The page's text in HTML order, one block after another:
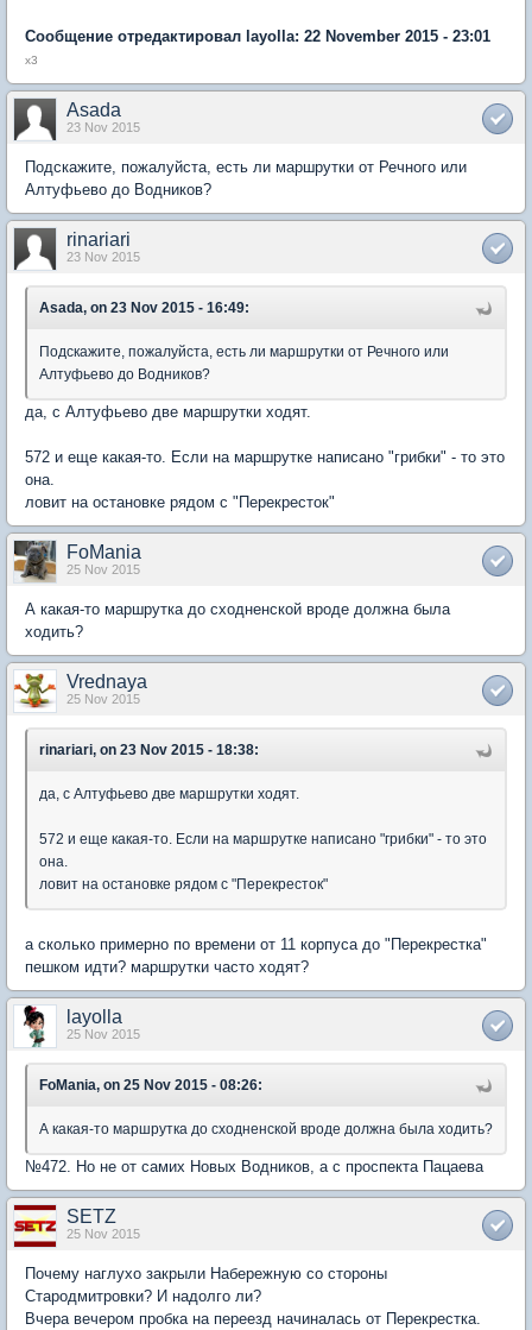
Сообщение отредактировал layolla: 22 November 2015 - 23:01
х3
Asada
23 Nov 2015
Подскажите, пожалуйста, есть ли маршрутки от Речного или
Алтуфьево до Водников?
rinariari
23 Nov 2015
Asada, on 23 Nov 2015 - 16:49:
Подскажите, пожалуйста, есть ли маршрутки от Речного или
Алтуфьево до Водников?
да, с Алтуфьево две маршрутки ходят.
572 и еще какая-то. Если на маршрутке написано "грибки" - то это
она.
ловит на остановке рядом с "Перекресток"
FoMania
25 Nov 2015
А какая-то маршрутка до сходненской вроде должна была
ходить?
Vrednaya
25 Nov 2015
rinariari, on 23 Nov 2015 - 18:38:
да, с Алтуфьево две маршрутки ходят.
572 и еще какая-то. Если на маршрутке написано "грибки" - то это
она.
ловит на остановке рядом с "Перекресток"
а сколько примерно по времени от 11 корпуса до "Перекрестка"
пешком идти? маршрутки часто ходят?
layolla
25 Nov 2015
FoMania, on 25 Nov 2015 - 08:26:
А какая-то маршрутка до сходненской вроде должна была ходить?
№472. Но не от самих Новых Водников, а с проспекта Пацаева
SETZ
25 Nov 2015
Почему наглухо закрыли Набережную со стороны
Стародмитровки? И надолго ли?
Вчера вечером пробка на переезд начиналась от Перекрестка.